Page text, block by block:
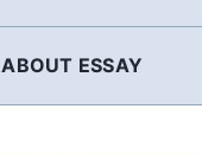
ABOUT ESSAY